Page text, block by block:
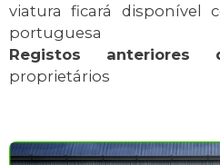
viatura ficará disponível
portuguesa
Registos anteriores
proprietários